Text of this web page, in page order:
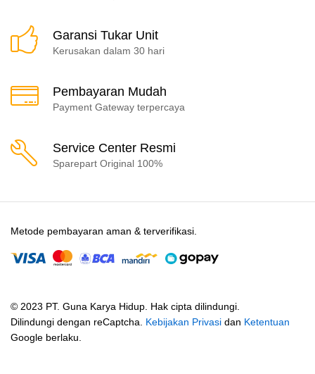
Garansi Tukar Unit
Kerusakan dalam 30 hari
Pembayaran Mudah
Payment Gateway terpercaya
Service Center Resmi
Sparepart Original 100%
© 2023 PT. Guna Karya Hidup. Hak cipta dilindungi.
Dilindungi dengan reCaptcha. Kebijakan Privasi dan Ketentuan
Google berlaku.
Metode pembayaran aman & terverifikasi.